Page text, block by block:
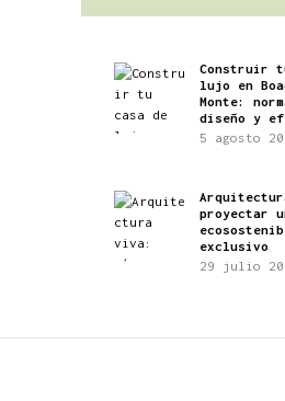
Construir
lujo en
Monte:
diseño y
5 agosto
proyectar
exclusivo
29 julio